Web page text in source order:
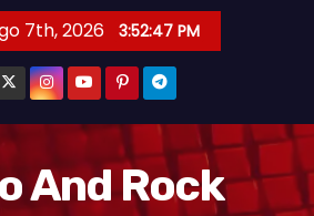
7th, 2026 3:52:47 PM
And Rock